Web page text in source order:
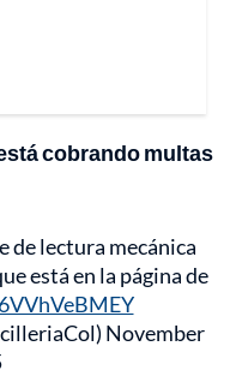
cobrando multas
de lectura mecánica
está en la página de
November